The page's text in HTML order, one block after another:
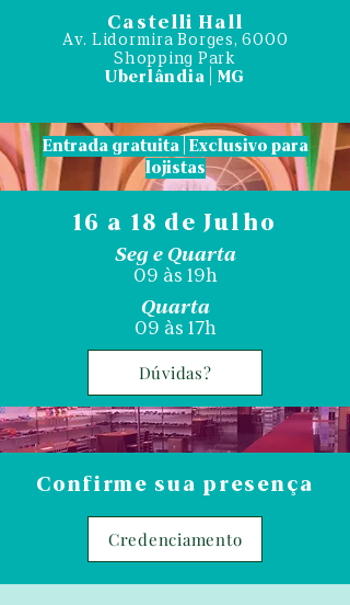
Castelli Hall
Av. Lidormira Borges, 6000
Shopping Park
Uberlândia | MG
Entrada gratuita | Exclusivo para
lojistas
16 a 18 de Julho
Seg e Quarta
09 às 19h
Quarta
09 às 17h
Dúvidas?
Confirme sua presença
Credenciamento